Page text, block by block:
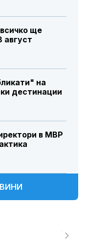
ще
август
на
дестинации
в МВР